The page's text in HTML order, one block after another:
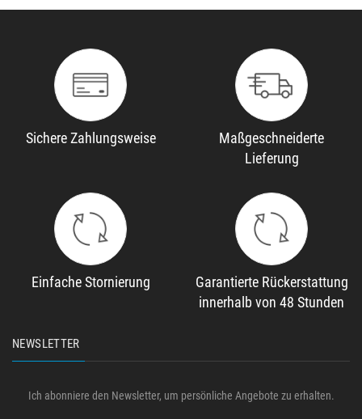
Sichere Zahlungsweise
Maßgeschneiderte
Lieferung
Einfache Stornierung
Garantierte Rückerstattung
innerhalb von 48 Stunden
NEWSLETTER
Ich abonniere den Newsletter, um persönliche Angebote zu erhalten.